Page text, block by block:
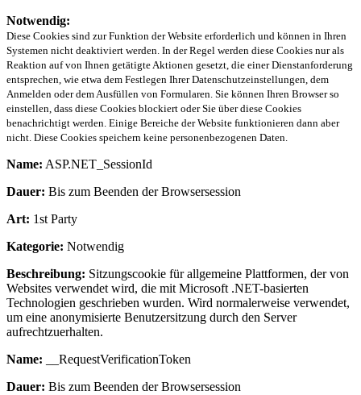
Notwendig:
Diese Cookies sind zur Funktion der Website erforderlich und können in Ihren
Systemen nicht deaktiviert werden. In der Regel werden diese Cookies nur als
Reaktion auf von Ihnen getätigte Aktionen gesetzt, die einer Dienstanforderung
entsprechen, wie etwa dem Festlegen Ihrer Datenschutzeinstellungen, dem
Anmelden oder dem Ausfüllen von Formularen. Sie können Ihren Browser so
einstellen, dass diese Cookies blockiert oder Sie über diese Cookies
benachrichtigt werden. Einige Bereiche der Website funktionieren dann aber
nicht. Diese Cookies speichern keine personenbezogenen Daten.
Name: ASP.NET_SessionId
Dauer: Bis zum Beenden der Browsersession
Art: 1st Party
Kategorie: Notwendig
Beschreibung: Sitzungscookie für allgemeine Plattformen, der von
Websites verwendet wird, die mit Microsoft .NET-basierten
Technologien geschrieben wurden. Wird normalerweise verwendet,
um eine anonymisierte Benutzersitzung durch den Server
aufrechtzuerhalten.
Name: __RequestVerificationToken
Dauer: Bis zum Beenden der Browsersession